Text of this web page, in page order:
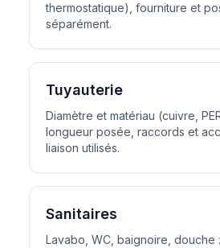
thermostatique), fourniture et
séparément.
Tuyauterie
Diamètre et matériau (cuivre,
longueur posée, raccords et
liaison utilisés.
Sanitaires
Lavabo, WC, baignoire, douche